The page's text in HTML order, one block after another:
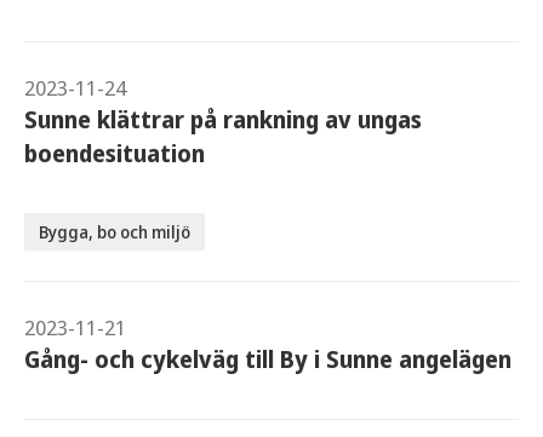
2023-11-24
Sunne klättrar på rankning av ungas
boendesituation
Bygga, bo och miljö
2023-11-21
Gång- och cykelväg till By i Sunne angelägen